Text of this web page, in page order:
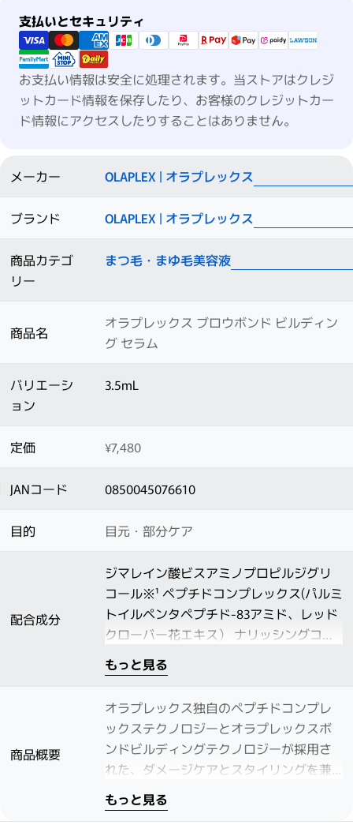
支払いとセキュリティ
支払い方法
お支払い情報は安全に処理されます。当ストアはクレジ
ットカード情報を保存したり、お客様のクレジットカー
ド情報にアクセスしたりすることはありません。
メーカー OLAPLEX | オラプレックス
ブランド OLAPLEX | オラプレックス
商品カテゴ
リー
まつ毛・まゆ毛美容液
商品名
オラプレックス ブロウボンド ビルディン
グ セラム
バリエーシ
ョン
3.5mL
定価 ¥7,480
JANコード 0850045076610
目的 目元・部分ケア
配合成分
ジマレイン酸ビスアミノプロピルジグリ
コール※¹ ペプチドコンプレックス(パルミ
トイルペンタペプチド-83アミド、レッド
クローバー花エキス） ナリッシングコン
プレックス(ヒアルロン酸、カラスムギ穀
粒エキス、ビオチン） ※¹日本において、
もっと見る
商品概要
オラプレックス独自のペプチドコンプレ
ックステクノロジーとオラプレックスボ
ンドビルディングテクノロジーが採用さ
れた、ダメージケアとスタイリングを兼
ね備えた眉毛美容液です。眉毛を自然な
成長サイクルに整え、毛質をケアするこ
もっと見る